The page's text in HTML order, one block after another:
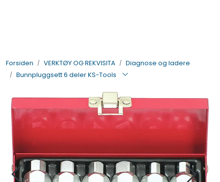
Forsiden VERKTØY OG REKVISITA
Diagnose og ladere
Bunnpluggsett 6 deler KS-Tools
ELEKTRISK
VERKTØY OG REKVISITA
PÅBYGG OG CHASSIS
SIKKERHET
KONTAKT OSS